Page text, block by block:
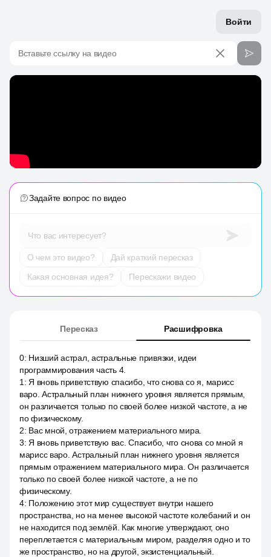
Войти
Вставьте ссылку на видео
Задайте вопрос по видео
Что вас интересует?
О чем это видео?
Дай краткий пересказ
Какая основная идея?
Перескажи видео
Пересказ Расшифровка
0: Низший астрал, астральные привязки, идеи
программирования часть 4.
1 : Я вновь приветствую спасибо, что снова со я, марисс
варо. Астральный план нижнего уровня является прямым,
он различается только по своей более низкой частоте, а не
по физическому.
2: Вас мной, отражением материального мира.
3: Я вновь приветствую вас. Спасибо, что снова со мной я
марисс варо. Астральный план нижнего уровня является
прямым отражением материального мира. Он различается
только по своей более низкой частоте, а не по
физическому.
4: Положению этот мир существует внутри нашего
пространства, но на менее высокой частоте колебаний и он
не находится под землёй. Как многие утверждают, оно
переплетается с материальным миром, разделяя одно и то
же пространство, но на другой, экзистенциальный.